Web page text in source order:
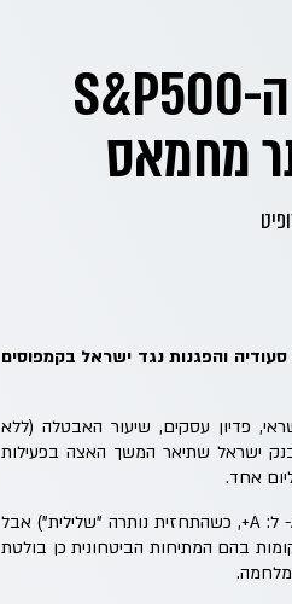
סקירה חודשית אפריל 2024 – ה-S&P500
מחמאס
והפגנות נגד ישראל בקמפוסים
פדיון עסקים, שיעור האבטלה (ללא
והמדד המשולב של בנק ישראל שתיאר המשך האצה בפעילות
אחד.
חברת הדירוג S&P אומנם הפחיתה בעקבות האירועים את דירוג האשראי של ישראל (מ: AA- ל: A+, כשהתחזית נותרה "שלילית") אבל
בהם המתיחות הביטחונית כן בולטת